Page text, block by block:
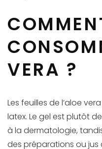
VERA ?
Les feuilles de l’aloe
latex. Le gel est plutôt
à la dermatologie,
des préparations ou jus